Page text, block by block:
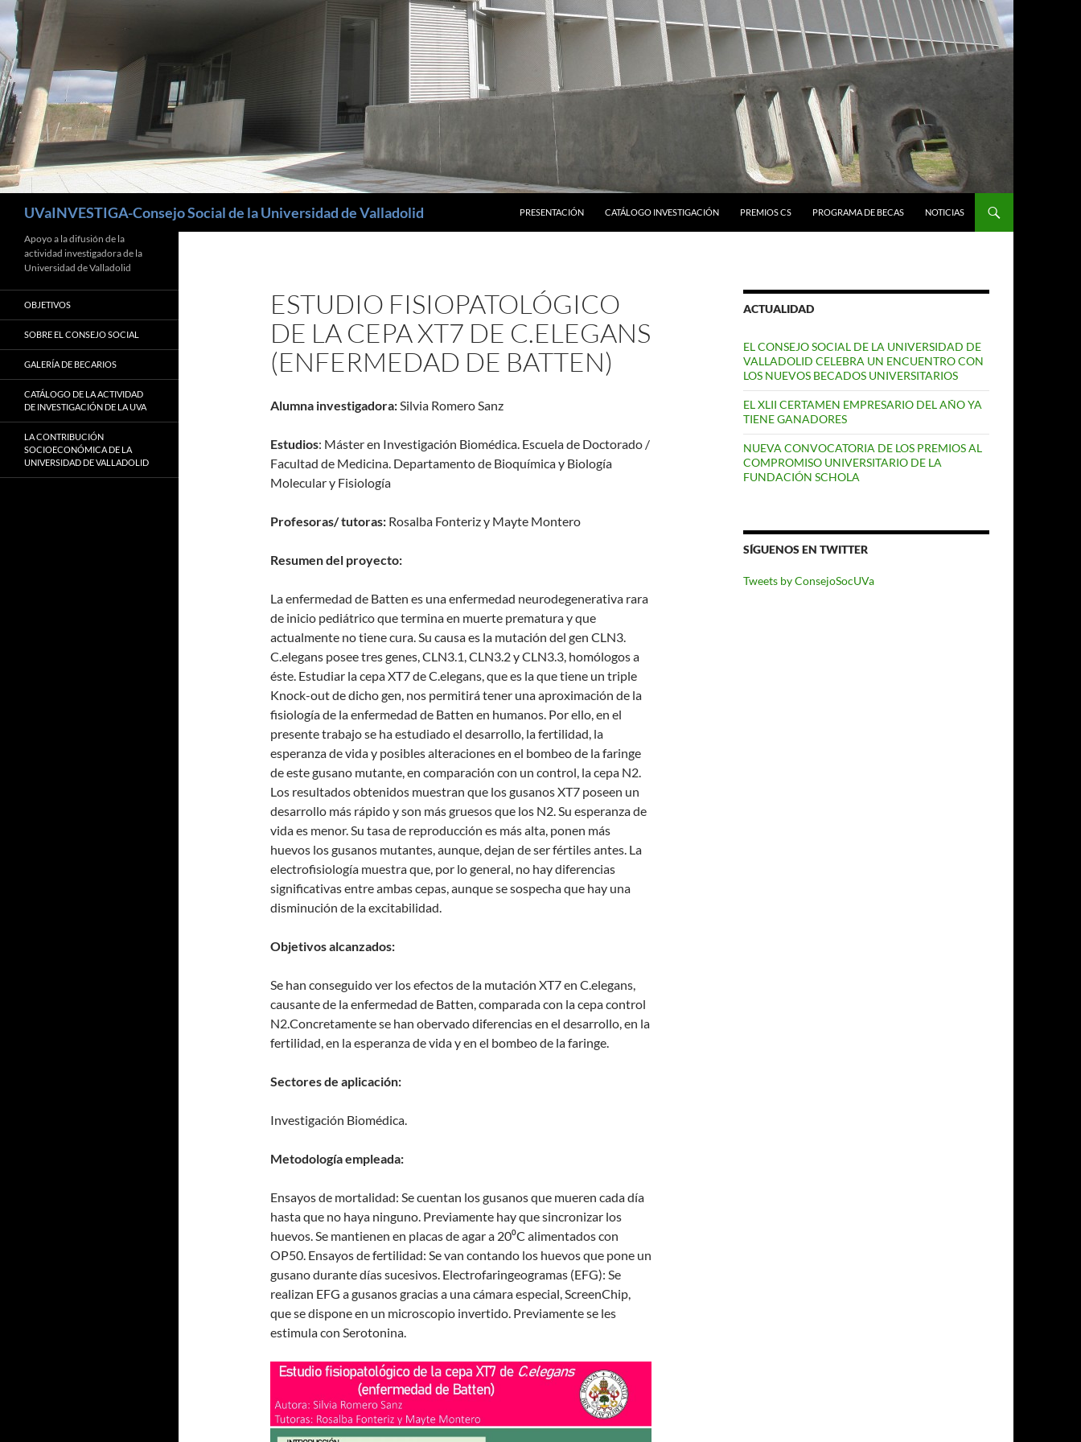
UVaINVESTIGA-Consejo Social de la Universidad de Valladolid
PRESENTACIÓN
CATÁLOGO INVESTIGACIÓN PREMIOS CS PROGRAMA DE BECAS NOTICIAS
ESTUDIO FISIOPATOLÓGICO
DE LA CEPA XT7 DE C.ELEGANS
(ENFERMEDAD DE BATTEN)
Alumna investigadora:Silvia Romero Sanz
Estudios: Máster en Investigación Biomédica. Escuela de Doctorado /
Facultad de Medicina. Departamento de Bioquímica y Biología
Molecular y Fisiología
Profesoras/ tutoras: Rosalba Fonteriz y Mayte Montero
Resumen del proyecto:
La enfermedad de Batten es una enfermedad neurodegenerativa rara
de inicio pediátrico que termina en muerte prematura y que
actualmente no tiene cura. Su causa es la mutación del gen CLN3.
C.elegans posee tres genes, CLN3.1, CLN3.2 y CLN3.3, homólogos a
éste. Estudiar la cepa XT7 de C.elegans, que es la que tiene un triple
Knock-out de dicho gen, nos permitirá tener una aproximación de la
fisiología de la enfermedad de Batten en humanos. Por ello, en el
presente trabajo se ha estudiado el desarrollo, la fertilidad, la
esperanza de vida y posibles alteraciones en el bombeo de la faringe
de este gusano mutante, en comparación con un control, la cepa N2.
Los resultados obtenidos muestran que los gusanos XT7 poseen un
desarrollo más rápido y son más gruesos que los N2. Su esperanza de
vida es menor. Su tasa de reproducción es más alta, ponen más
huevos los gusanos mutantes, aunque, dejan de ser fértiles antes. La
electrofisiología muestra que, por lo general, no hay diferencias
significativas entre ambas cepas, aunque se sospecha que hay una
disminución de la excitabilidad.
Objetivos alcanzados:
Se han conseguido ver los efectos de la mutación XT7 en C.elegans,
causante de la enfermedad de Batten, comparada con la cepa control
N2.Concretamente se han obervado diferencias en el desarrollo, en la
fertilidad, en la esperanza de vida y en el bombeo de la faringe.
Sectores de aplicación:
Investigación Biomédica.
Metodología empleada:
Ensayos de mortalidad: Se cuentan los gusanos que mueren cada día
hasta que no haya ninguno. Previamente hay que sincronizar los
huevos. Se mantienen en placas de agar a 20⁰C alimentados con
OP50. Ensayos de fertilidad: Se van contando los huevos que pone un
gusano durante días sucesivos. Electrofaringeogramas (EFG): Se
realizan EFG a gusanos gracias a una cámara especial, ScreenChip,
que se dispone en un microscopio invertido. Previamente se les
estimula con Serotonina.
ACTUALIDAD
EL CONSEJO SOCIAL DE LA UNIVERSIDAD DE
VALLADOLID CELEBRA UN ENCUENTRO CON
LOS NUEVOS BECADOS UNIVERSITARIOS
EL XLII CERTAMEN EMPRESARIO DEL AÑO YA
TIENE GANADORES
NUEVA CONVOCATORIA DE LOS PREMIOS AL
COMPROMISO UNIVERSITARIO DE LA
FUNDACIÓN SCHOLA
SÍGUENOS EN TWITTER
Tweets by ConsejoSocUVa
Apoyo a la difusión de la
actividad investigadora de la
Universidad de Valladolid
OBJETIVOS
SOBRE EL CONSEJO SOCIAL
GALERÍA DE BECARIOS
CATÁLOGO DE LA ACTIVIDAD
DE INVESTIGACIÓN DE LA UVA
LA CONTRIBUCIÓN
SOCIOECONÓMICA DE LA
UNIVERSIDAD DE VALLADOLID